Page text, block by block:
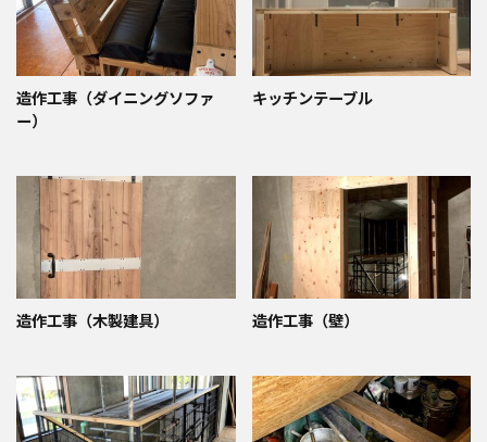
造作工事（ダイニングソファ
ー）
キッチンテーブル
造作工事（木製建具） 造作工事（壁）